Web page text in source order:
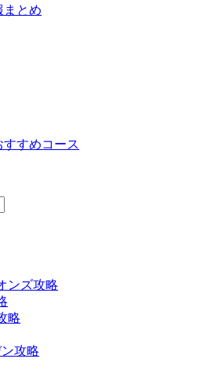
まとめ
すめコース
ンズ攻略
略
攻略